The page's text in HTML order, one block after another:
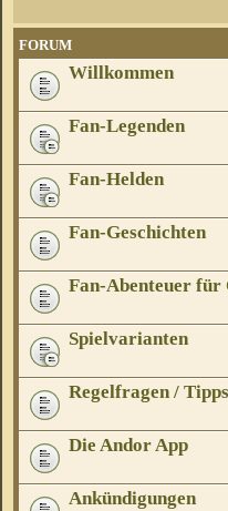
FORUM
Willkommen
Fan-Legenden
Fan-Helden
Fan-Geschichten
Fan-Abenteuer für
Spielvarianten
Regelfragen /
Die Andor App
Ankündigungen